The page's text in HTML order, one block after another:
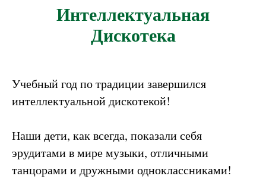
Интеллектуальная
Дискотека
Учебный год по традиции завершился
интеллектуальной дискотекой!
Наши дети, как всегда, показали себя
эрудитами в мире музыки, отличными
танцорами и дружными одноклассниками!